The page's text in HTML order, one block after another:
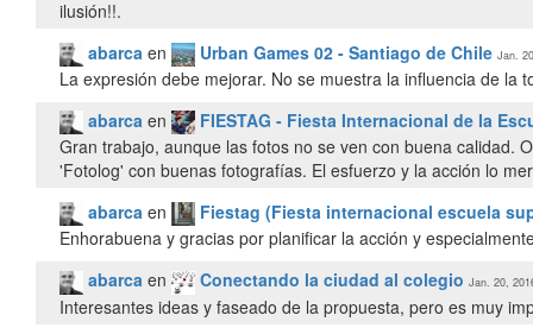
ilusión!!.
abarca en Urban Games 02 - Santiago de Chile Jan.
La expresión debe mejorar. No se muestra la influencia de la
abarca en
FIESTAG - Fiesta Internacional de la
Gran trabajo, aunque las fotos no se ven con buena calidad.
'Fotolog' con buenas fotografías. El esfuerzo y la acción lo
abarca en
Fiestag (Fiesta internacional escuela
Enhorabuena y gracias por planificar la acción y
abarca en Conectando la ciudad al colegio Jan. 20,
Interesantes ideas y faseado de la propuesta, pero es muy